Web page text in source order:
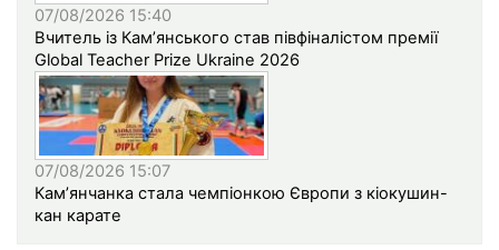
07/08/2026 15:40
Вчитель із Кам’янського став півфіналістом премії
Global Teacher Prize Ukraine 2026
07/08/2026 15:07
Кам’янчанка стала чемпіонкою Європи з кіокушин-
кан карате